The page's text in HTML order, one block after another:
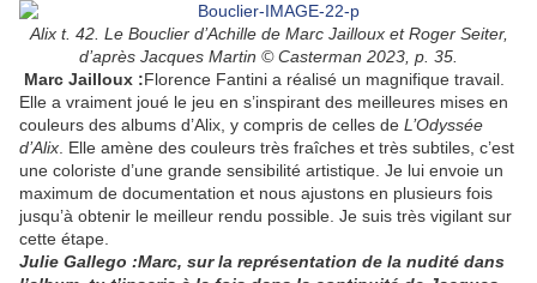
Alix t. 42. Le Bouclier d’Achille de Marc Jailloux et Roger Seiter,
d’après Jacques Martin © Casterman 2023, p. 35.
Marc Jailloux :Florence Fantini a réalisé un magnifique travail.
Elle a vraiment joué le jeu en s’inspirant des meilleures mises en
couleurs des albums d’Alix, y compris de celles de L’Odyssée
d’Alix . Elle amène des couleurs très fraîches et très subtiles, c’est
une coloriste d’une grande sensibilité artistique. Je lui envoie un
maximum de documentation et nous ajustons en plusieurs fois
jusqu’à obtenir le meilleur rendu possible. Je suis très vigilant sur
cette étape.
Julie Gallego :Marc, sur la représentation de la nudité dans